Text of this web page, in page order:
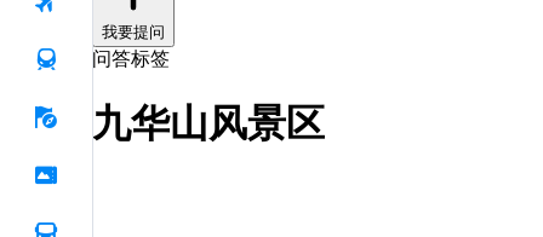
我要提问
问答标签
九华山风景区